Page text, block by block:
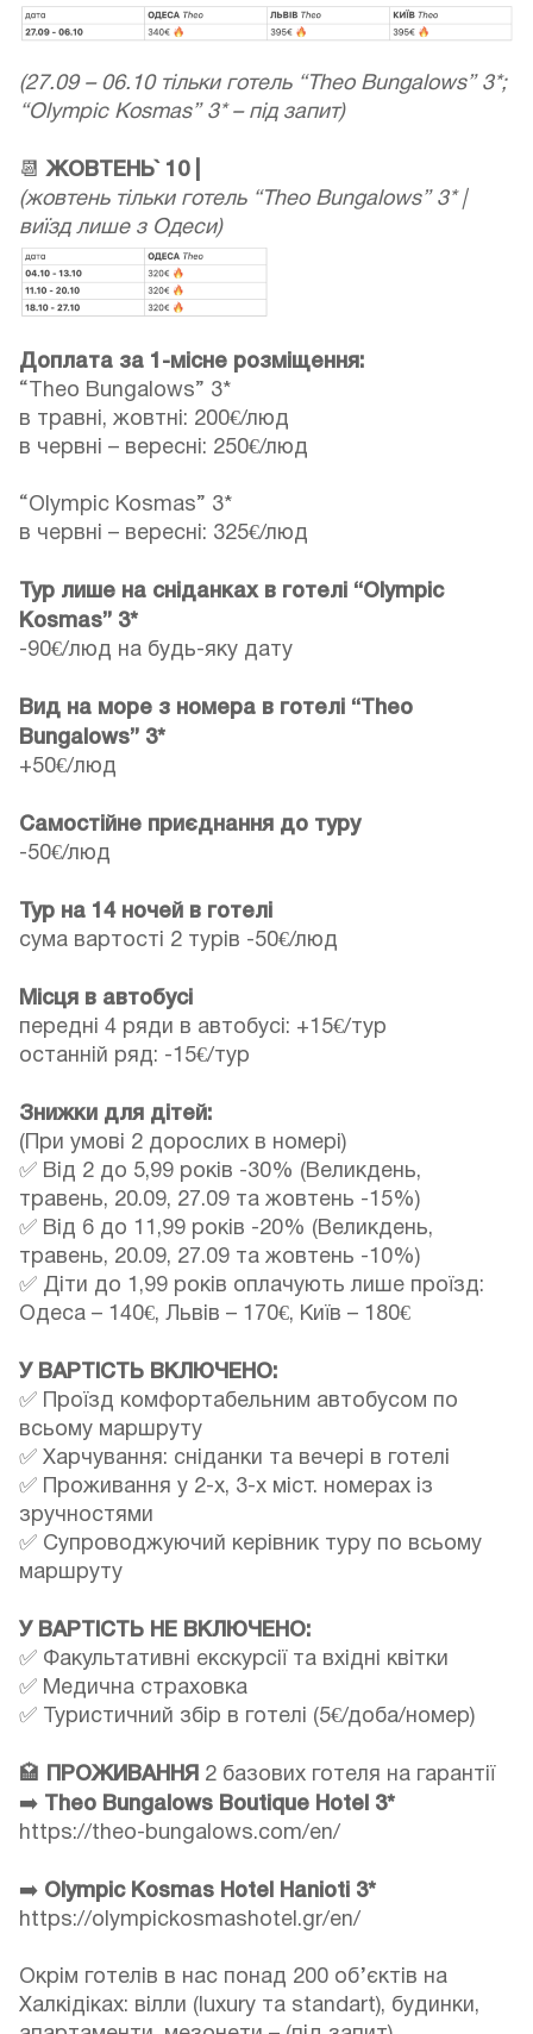
(27.09 – 06.10 тільки готель “Theo Bungalows” 3*;
“Olympic Kosmas” 3* – під запит)
📆ЖОВТЕНЬ` 10 |
(жовтень тільки готель “Theo Bungalows” 3* |
виїзд лише з Одеси)
Доплата за 1-місне розміщення:
“Theo Bungalows” 3*
в травні, жовтні: 200€/люд
в червні – вересні: 250€/люд
“Olympic Kosmas” 3*
в червні – вересні: 325€/люд
Тур лише на сніданках в готелі “Olympic
Kosmas” 3*
-90€/люд на будь-яку дату
Вид на море з номера в готелі “Theo
Bungalows” 3*
+50€/люд
Самостійне приєднання до туру
-50€/люд
Тур на 14 ночей в готелі
сума вартості 2 турів -50€/люд
Місця в автобусі
передні 4 ряди в автобусі: +15€/тур
останній ряд: -15€/тур
Знижки для дітей:
(При умові 2 дорослих в номері)
✅ Від 2 до 5,99 років -30% (Великдень,
травень, 20.09, 27.09 та жовтень -15%)
✅ Від 6 до 11,99 років -20% (Великдень,
травень, 20.09, 27.09 та жовтень -10%)
✅ Діти до 1,99 років оплачують лише проїзд:
Одеса – 140€, Львів – 170€, Київ – 180€
У ВАРТІСТЬ ВКЛЮЧЕНО:
✅ Проїзд комфортабельним автобусом по
всьому маршруту
✅ Харчування: сніданки та вечері в готелі
✅ Проживання у 2-х, 3-х міст. номерах із
зручностями
✅ Супроводжуючий керівник туру по всьому
маршруту
У ВАРТІСТЬ НЕ ВКЛЮЧЕНО:
✅ Факультативні екскурсії та вхідні квітки
✅ Медична страховка
✅ Туристичний збір в готелі (5€/доба/номер)
🏩 ПРОЖИВАННЯ 2 базових готеля на гарантії
➡️ Theo Bungalows Boutique Hotel 3*
https://theo-bungalows.com/en/
➡️ Olympic Kosmas Hotel Hanioti 3*
https://olympickosmashotel.gr/en/
Окрім готелів в нас понад 200 об’єктів на
Халкідіках: вілли (luxury та standart), будинки,